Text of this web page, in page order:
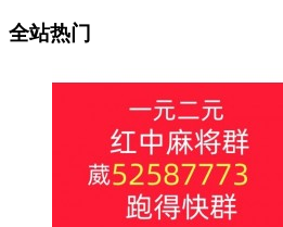
全站热门